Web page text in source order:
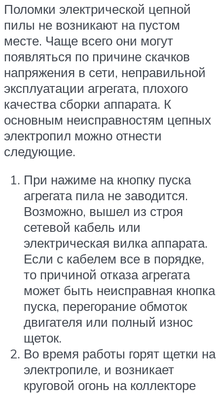
Поломки электрической цепной
пилы не возникают на пустом
месте. Чаще всего они могут
появляться по причине скачков
напряжения в сети, неправильной
эксплуатации агрегата, плохого
качества сборки аппарата. К
основным неисправностям цепных
электропил можно отнести
следующие.
При нажиме на кнопку пуска
агрегата пила не заводится.
Возможно, вышел из строя
сетевой кабель или
электрическая вилка аппарата.
Если с кабелем все в порядке,
то причиной отказа агрегата
может быть неисправная кнопка
пуска, перегорание обмоток
двигателя или полный износ
щеток.
Во время работы горят щетки на
электропиле, и возникает
круговой огонь на коллекторе